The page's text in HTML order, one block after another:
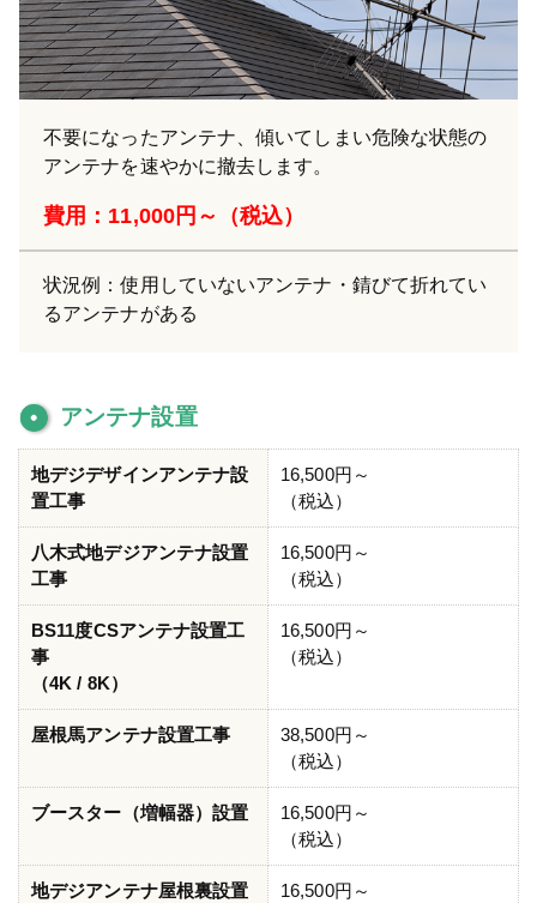
不要になったアンテナ、傾いてしまい危険な状態の
アンテナを速やかに撤去します。
費用：11,000円～（税込）
状況例：使用していないアンテナ・錆びて折れてい
るアンテナがある
アンテナ設置
地デジデザインアンテナ設
置工事
16,500円～
（税込）
八木式地デジアンテナ設置
工事
16,500円～
（税込）
BS11度CSアンテナ設置工
事
（4K / 8K）
16,500円～
（税込）
屋根馬アンテナ設置工事
38,500円～
（税込）
ブースター（増幅器）設置
16,500円～
（税込）
地デジアンテナ屋根裏設置 16,500円～